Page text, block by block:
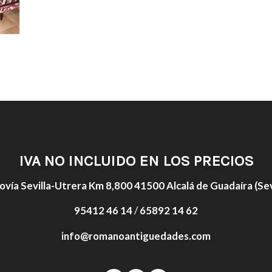
IVA NO INCLUIDO EN LOS PRECIOS
Sevilla-Utrera Km 8,800 41500 Alcalá de Guadaíra
95412 46 14/65892 14 62
info@romanoantiguedades.com